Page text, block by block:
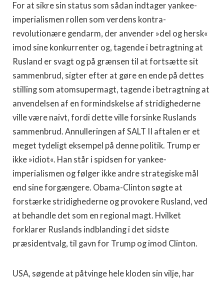
For at sikre sin status som sådan indtager yankee-
imperialismen rollen som verdens kontra-
revolutionære gendarm, der anvender »del og hersk«
imod sine konkurrenter og, tagende i betragtning at
Rusland er svagt og på grænsen til at fortsætte sit
sammenbrud, sigter efter at gøre en ende på dettes
stilling som atomsupermagt, tagende i betragtning at
anvendelsen af en formindskelse af stridighederne
ville være naivt, fordi dette ville forsinke Ruslands
sammenbrud. Annulleringen af SALT II aftalen er et
meget tydeligt eksempel på denne politik. Trump er
ikke »idiot«. Han står i spidsen for yankee-
imperialismen og følger ikke andre strategiske mål
end sine forgængere. Obama-Clinton søgte at
forstærke stridighederne og provokere Rusland, ved
at behandle det som en regional magt. Hvilket
forklarer Ruslands indblanding i det sidste
præsidentvalg, til gavn for Trump og imod Clinton.
USA, søgende at påtvinge hele kloden sin vilje, har